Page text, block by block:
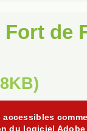
Fort de